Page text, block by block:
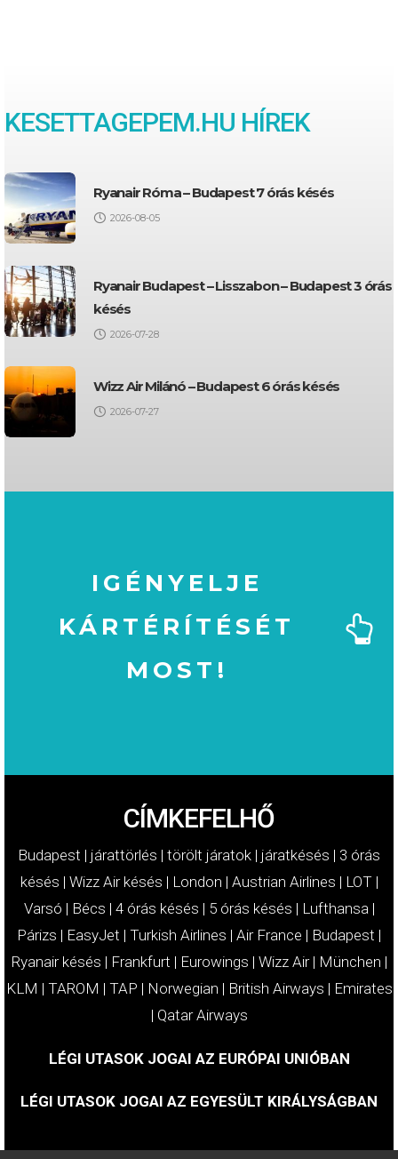
KESETTAGEPEM.HU HÍREK
Ryanair Róma – Budapest 7 órás késés
2026-08-05
Ryanair Budapest – Lisszabon – Budapest 3 órás
késés
2026-07-28
Wizz Air Milánó – Budapest 6 órás késés
2026-07-27
IGÉNYELJE
KÁRTÉRÍTÉSÉT
MOST!
CÍMKEFELHŐ
Budapest | járattörlés | törölt járatok | járatkésés | 3 órás
késés | Wizz Air késés | London | Austrian Airlines | LOT|
Varsó | Bécs | 4 órás késés | 5 órás késés | Lufthansa|
Párizs | EasyJet | Turkish Airlines | Air France | Budapest |
Ryanair késés | Frankfurt | Eurowings | Wizz Air| München |
KLM | TAROM | TAP | Norwegian | British Airways | Emirates
| Qatar Airways
LÉGI UTASOK JOGAI AZ EURÓPAI UNIÓBAN
LÉGI UTASOK JOGAI AZ EGYESÜLT KIRÁLYSÁGBAN